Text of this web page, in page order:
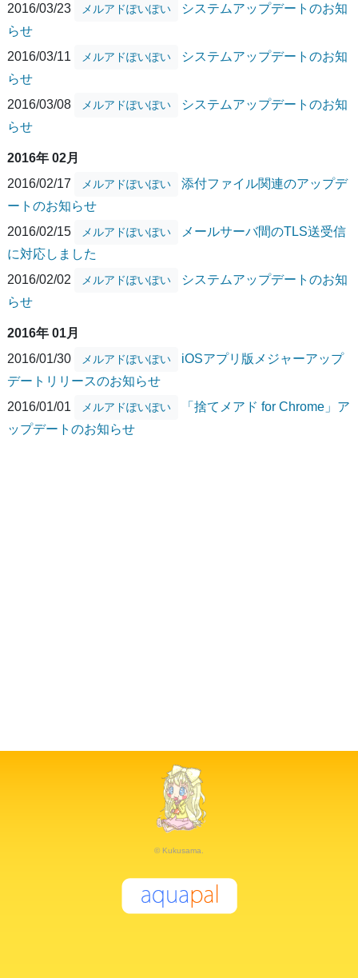
2016/03/23
メルアドぽいぽい
システムアップデートのお知
らせ
2016/03/11
メルアドぽいぽい
システムアップデートのお知
らせ
2016/03/08
メルアドぽいぽい
システムアップデートのお知
らせ
2016年 02月
2016/02/17
メルアドぽいぽい
添付ファイル関連のアップデ
ートのお知らせ
2016/02/15
メルアドぽいぽい
メールサーバ間のTLS送受信
に対応しました
2016/02/02
メルアドぽいぽい
システムアップデートのお知
らせ
2016年 01月
2016/01/30
メルアドぽいぽい
iOSアプリ版メジャーアップ
デートリリースのお知らせ
2016/01/01
メルアドぽいぽい
「捨てメアド for Chrome」ア
ップデートのお知らせ
© Kukusama.